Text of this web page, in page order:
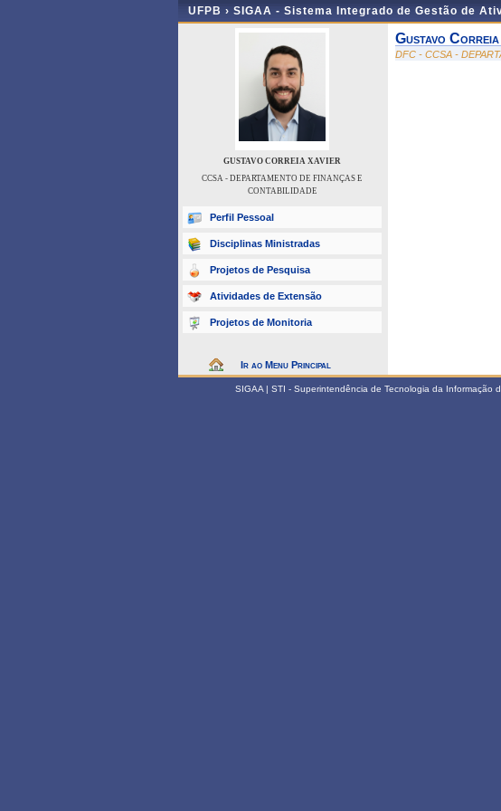
UFPB › SIGAA - Sistema Integrado de Gestão de
GUSTAVO CORREIA XAVIER
CCSA - DEPARTAMENTO DE FINANÇAS E
CONTABILIDADE
Perfil Pessoal
Disciplinas Ministradas
Projetos de Pesquisa
Atividades de Extensão
Projetos de Monitoria
Ir ao Menu Principal
Gustavo
DFC - CCSA -
SIGAA | STI - Superintendência de Tecnologia da Informação